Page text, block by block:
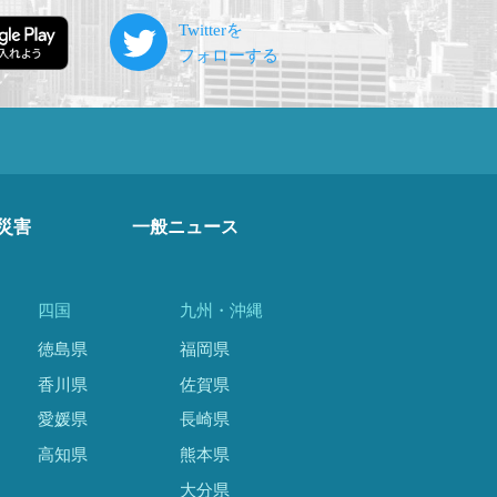
害 一般ニュース
四国
徳島県
香川県
愛媛県
高知県
九州・沖縄
福岡県
佐賀県
長崎県
熊本県
大分県